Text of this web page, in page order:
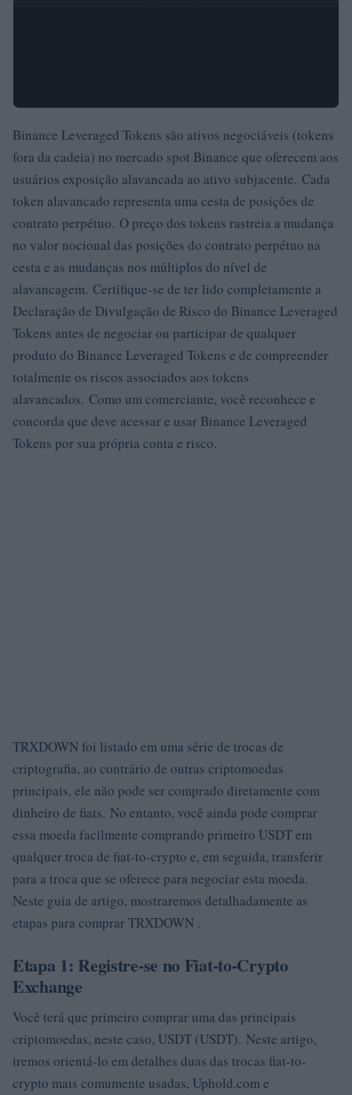
Binance Leveraged Tokens são ativos negociáveis ​​(tokens
fora da cadeia) no mercado spot Binance que oferecem aos
usuários exposição alavancada ao ativo subjacente. Cada
token alavancado representa uma cesta de posições de
contrato perpétuo. O preço dos tokens rastreia a mudança
no valor nocional das posições do contrato perpétuo na
cesta e as mudanças nos múltiplos do nível de
alavancagem. Certifique-se de ter lido completamente a
Declaração de Divulgação de Risco do Binance Leveraged
Tokens antes de negociar ou participar de qualquer
produto do Binance Leveraged Tokens e de compreender
totalmente os riscos associados aos tokens
alavancados. Como um comerciante, você reconhece e
concorda que deve acessar e usar Binance Leveraged
Tokens por sua própria conta e risco.
TRXDOWN foi listado em uma série de trocas de
criptografia, ao contrário de outras criptomoedas
principais, ele não pode ser comprado diretamente com
dinheiro de fiats. No entanto, você ainda pode comprar
essa moeda facilmente comprando primeiro USDT em
qualquer troca de fiat-to-crypto e, em seguida, transferir
para a troca que se oferece para negociar esta moeda.
Neste guia de artigo, mostraremos detalhadamente as
etapas para comprar TRXDOWN .
Etapa 1: Registre-se no Fiat-to-Crypto
Exchange
Você terá que primeiro comprar uma das principais
criptomoedas, neste caso, USDT (USDT). Neste artigo,
iremos orientá-lo em detalhes duas das trocas fiat-to-
crypto mais comumente usadas, Uphold.com e